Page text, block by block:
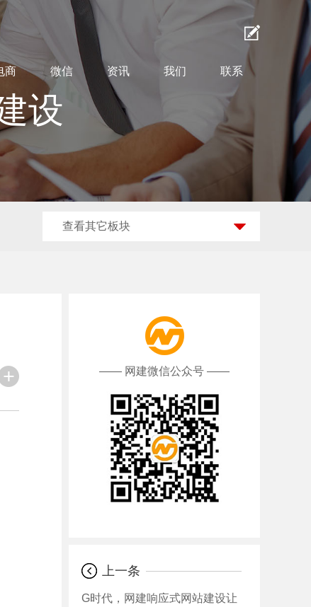
商 微信 资讯 我们 联系
设
查看其它板块
—— 网建微信公众号 ——
上一条
G时代，网建响应式网站建设让